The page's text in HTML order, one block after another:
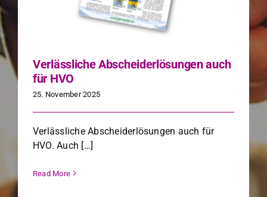
Verlässliche Abscheiderlösungen auch
für HVO
25. Novem­ber 2025
Ver­lässliche Abschei­der­lö­sun­gen auch für
HVO. Auch […]
Read More